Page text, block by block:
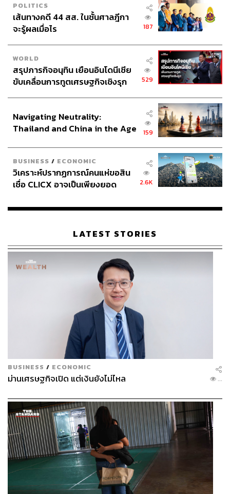
POLITICS
เส้นทางคดี 44 สส. ในชั้นศาลฎีกา
จะรู้ผลเมื่อไร
187
WORLD
สรุปภารกิจอนุทิน เยือนอินโดนีเซีย
ขับเคลื่อนการทูตเศรษฐกิจเชิงรุก
529
Navigating Neutrality:
Thailand and China in the Age
159
BUSINESS / ECONOMIC
วิเคราะห์ปรากฏการณ์คนแห่ขอสิน
เชื่อ CLICX อาจเป็นเพียงยอด
เรือนไทยที่ถูกซุกไว้
2.6K
LATEST STORIES
BUSINESS / ECONOMIC
ม่านเศรษฐกิจเปิด แต่เงินยังไม่ไหล ...